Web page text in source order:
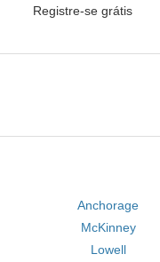
Registre-se grátis
Anchorage
McKinney
Lowell